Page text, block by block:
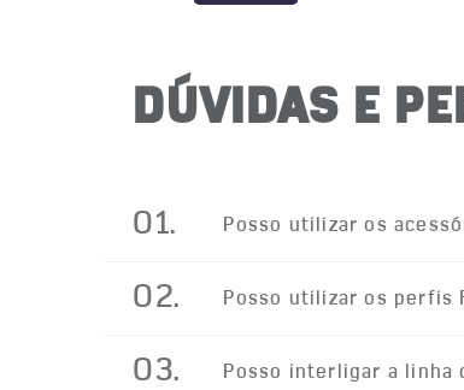
DÚVIDAS E
01. Posso utilizar os
02. Posso utilizar os perfis
03. Posso interligar a linha